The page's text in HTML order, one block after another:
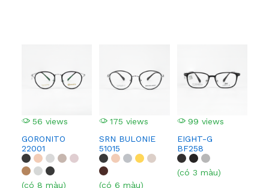
56 views
GORONITO
22001
(có 8 màu)
175 views
SRN BULONIE
51015
(có 6 màu)
99 views
EIGHT-G
BF258
(có 3 màu)